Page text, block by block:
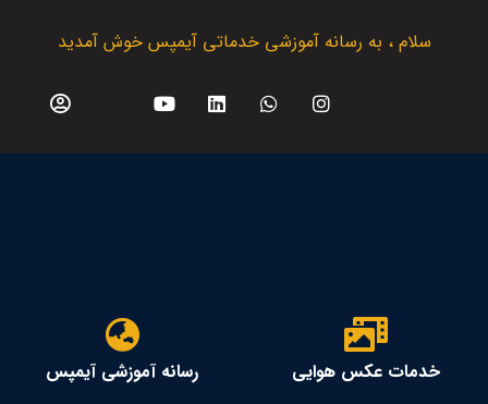
سلام ، به رسانه آموزشی خدماتی آیمپس خوش آمدید
خدمات عکس هوایی رسانه آموزشی آیمپس